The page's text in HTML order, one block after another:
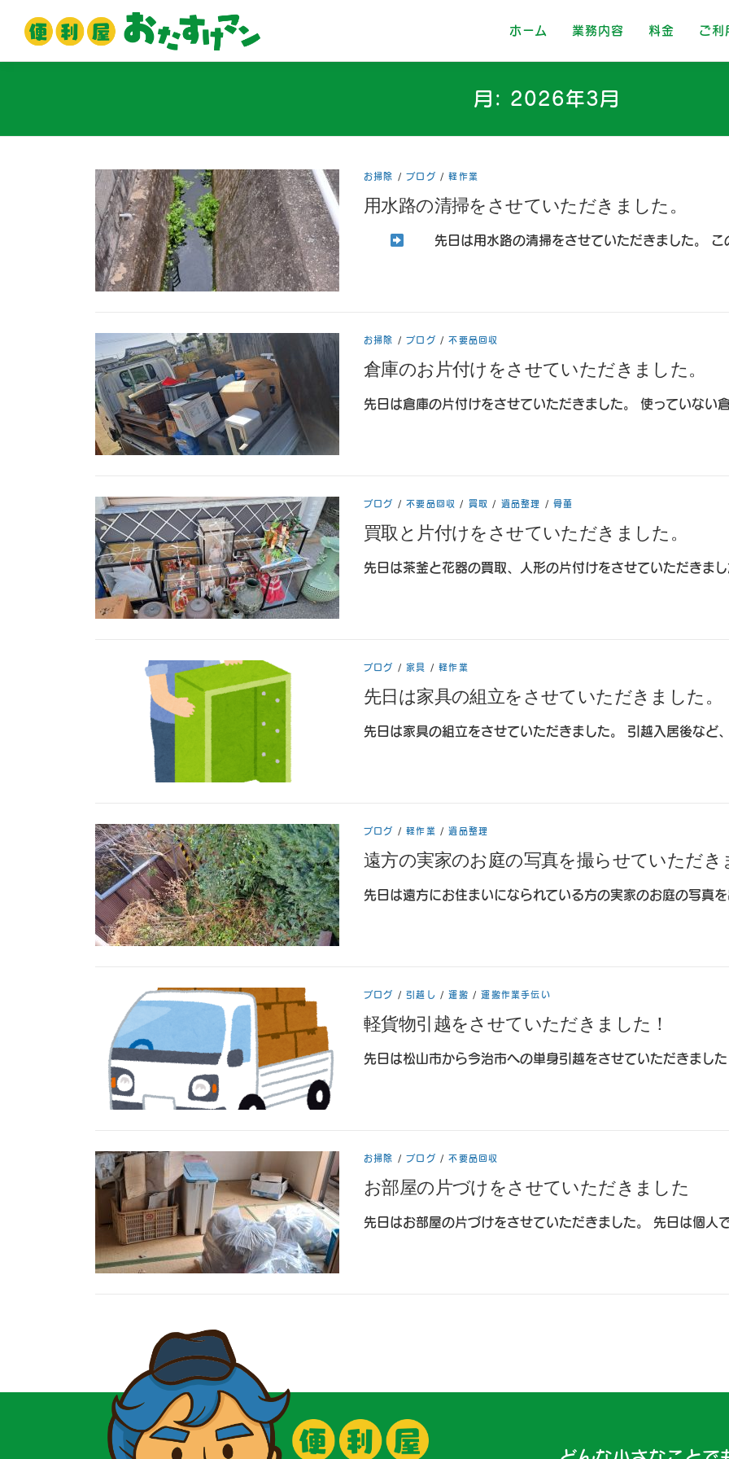
ホーム 業務内容 料金 ご利
月: 2026年3月
お掃除 /ブログ /軽作業
用水路の清掃をさせていただきました。
先日は用水路の清掃をさせていただきました。
お掃除 /ブログ /不要品回収
倉庫のお片付けをさせていただきました。
先日は倉庫の片付けをさせていただきました。 使っていない
ブログ /不要品回収 / 買取 / 遺品整理 /骨董
買取と片付けをさせていただきました。
先日は茶釜と花器の買取、人形の片付けをさせていただきま
ブログ /家具 /軽作業
先日は家具の組立をさせていただきました。
先日は家具の組立をさせていただきました。 引越入居後など
ブログ /軽作業 /遺品整理
遠方の実家のお庭の写真を撮らせていただき
先日は遠方にお住まいになられている方の実家のお庭の写真
ブログ /引越し /運搬 /運搬作業手伝い
軽貨物引越をさせていただきました！
先日は松山市から今治市への単身引越をさせていただきまし
お掃除 /ブログ /不要品回収
お部屋の片づけをさせていただきました
先日はお部屋の片づけをさせていただきました。 先日は個人